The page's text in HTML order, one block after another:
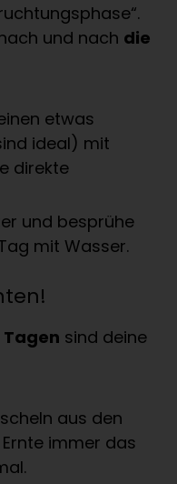
und nach die
etwas
ideal) mit
direkte
und besprühe
mit Wasser.
Tagen sind deine
aus den
immer das